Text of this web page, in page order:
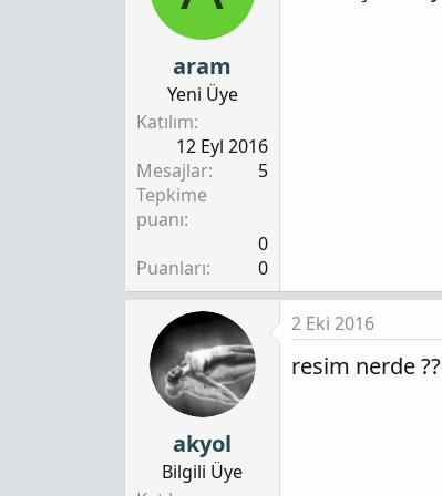
aram
Yeni Üye
Katılım
12 Eyl 2016
Mesajlar
5
Tepkime
puanı
0
Puanları
0
akyol
Bilgili Üye
2 Eki 2016
resim nerde ??